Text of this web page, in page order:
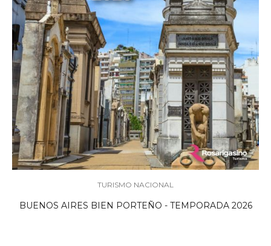
TURISMO NACIONAL
BUENOS AIRES BIEN PORTEÑO - TEMPORADA 2026